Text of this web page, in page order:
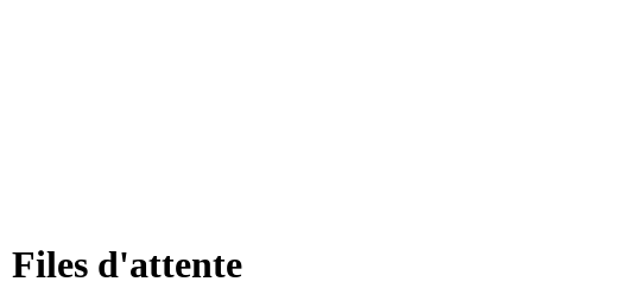
Files d'attente